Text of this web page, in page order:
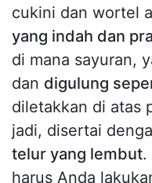
cukini dan wortel
yang indah dan
di mana sayuran,
dan digulung
diletakkan di atas
jadi, disertai
telur yang lembut.
harus Anda